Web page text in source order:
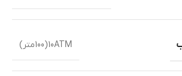
10ATM(100متر)